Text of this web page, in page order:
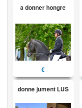
a donner hongre
€
donne jument LUS